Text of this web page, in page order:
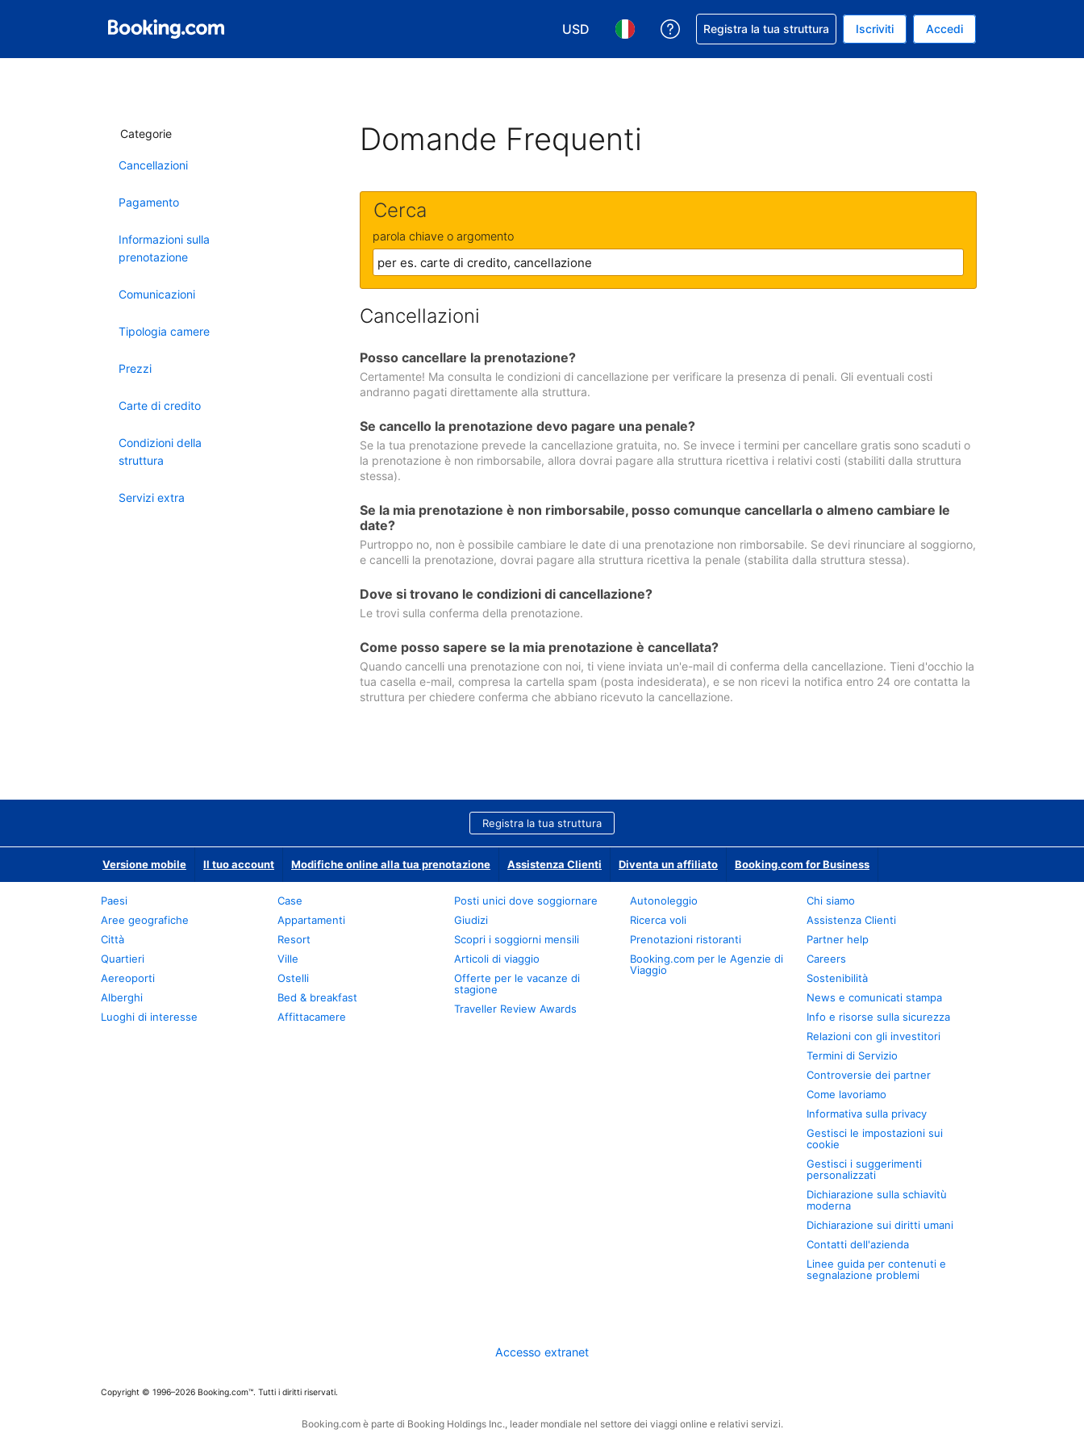
USD
Scegli la tua valuta. Valuta attuale: Dollaro statunitense
Scegli la tua lingua. Lingua attuale: Italiano
Ricevi aiuto con la prenotazione
Registra la tua struttura Iscriviti Accedi
Categorie
Cancellazioni
Pagamento
Informazioni sulla
prenotazione
Comunicazioni
Tipologia camere
Prezzi
Carte di credito
Condizioni della
struttura
Servizi extra
Domande Frequenti
Cerca
parola chiave o argomento
Cancellazioni
Posso cancellare la prenotazione?
Certamente! Ma consulta le condizioni di cancellazione per verificare la presenza di penali. Gli eventuali costi
andranno pagati direttamente alla struttura.
Se cancello la prenotazione devo pagare una penale?
Se la tua prenotazione prevede la cancellazione gratuita, no. Se invece i termini per cancellare gratis sono scaduti o
la prenotazione è non rimborsabile, allora dovrai pagare alla struttura ricettiva i relativi costi (stabiliti dalla struttura
stessa).
Se la mia prenotazione è non rimborsabile, posso comunque cancellarla o almeno cambiare le
date?
Purtroppo no, non è possibile cambiare le date di una prenotazione non rimborsabile. Se devi rinunciare al soggiorno,
e cancelli la prenotazione, dovrai pagare alla struttura ricettiva la penale (stabilita dalla struttura stessa).
Dove si trovano le condizioni di cancellazione?
Le trovi sulla conferma della prenotazione.
Come posso sapere se la mia prenotazione è cancellata?
Quando cancelli una prenotazione con noi, ti viene inviata un'e-mail di conferma della cancellazione. Tieni d'occhio la
tua casella e-mail, compresa la cartella spam (posta indesiderata), e se non ricevi la notifica entro 24 ore contatta la
struttura per chiedere conferma che abbiano ricevuto la cancellazione.
Registra la tua struttura
Versione mobile Il tuo account Modifiche online alla tua prenotazione Assistenza Clienti Diventa un affiliato Booking.com for Business
Paesi
Aree geografiche
Città
Quartieri
Aereoporti
Alberghi
Luoghi di interesse
Case
Appartamenti
Resort
Ville
Ostelli
Bed & breakfast
Affittacamere
Posti unici dove soggiornare
Giudizi
Scopri i soggiorni mensili
Articoli di viaggio
Offerte per le vacanze di
stagione
Traveller Review Awards
Autonoleggio
Ricerca voli
Prenotazioni ristoranti
Booking.com per le Agenzie di
Viaggio
Chi siamo
Assistenza Clienti
Partner help
Careers
Sostenibilità
News e comunicati stampa
Info e risorse sulla sicurezza
Relazioni con gli investitori
Termini di Servizio
Controversie dei partner
Come lavoriamo
Informativa sulla privacy
Gestisci le impostazioni sui
cookie
Gestisci i suggerimenti
personalizzati
Dichiarazione sulla schiavitù
moderna
Dichiarazione sui diritti umani
Contatti dell'azienda
Linee guida per contenuti e
segnalazione problemi
Accesso extranet
Copyright © 1996–2026 Booking.com™. Tutti i diritti riservati.
Booking.com è parte di Booking Holdings Inc., leader mondiale nel settore dei viaggi online e relativi servizi.